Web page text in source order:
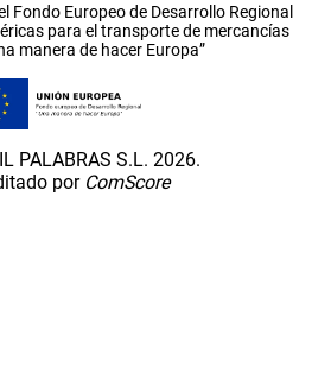
Fondo Europeo de Desarrollo Regional
para el transporte de mercancías
manera de hacer Europa”
PALABRAS S.L. 2026.
por ComScore